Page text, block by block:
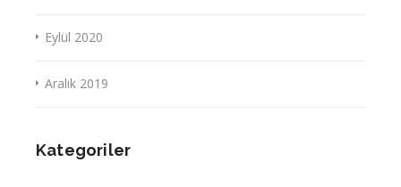
Eylül 2020
Aralık 2019
Kategoriler